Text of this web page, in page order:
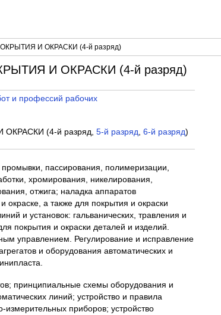
И ОКРАСКИ (4-й разряд)
И ОКРАСКИ (4-й разряд)
и профессий рабочих
(4-й разряд,5-й разряд,6-й разряд)
промывки, пассирования, полимеризации,
хромирования, никелирования,
отжига; наладка аппаратов
окраске, а также для покрытия и окраски
и установок: гальванических, травления и
покрытия и окраски деталей и изделий.
управлением. Регулирование и исправление
и оборудования автоматических и
принципиальные схемы оборудования и
линий; устройство и правила
приборов; устройство